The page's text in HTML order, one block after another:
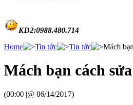
KD2:0988.480.714
Home
Tin tức Tin tức Mách
Mách bạn cách
(00:00 |@ 06/14/2017)